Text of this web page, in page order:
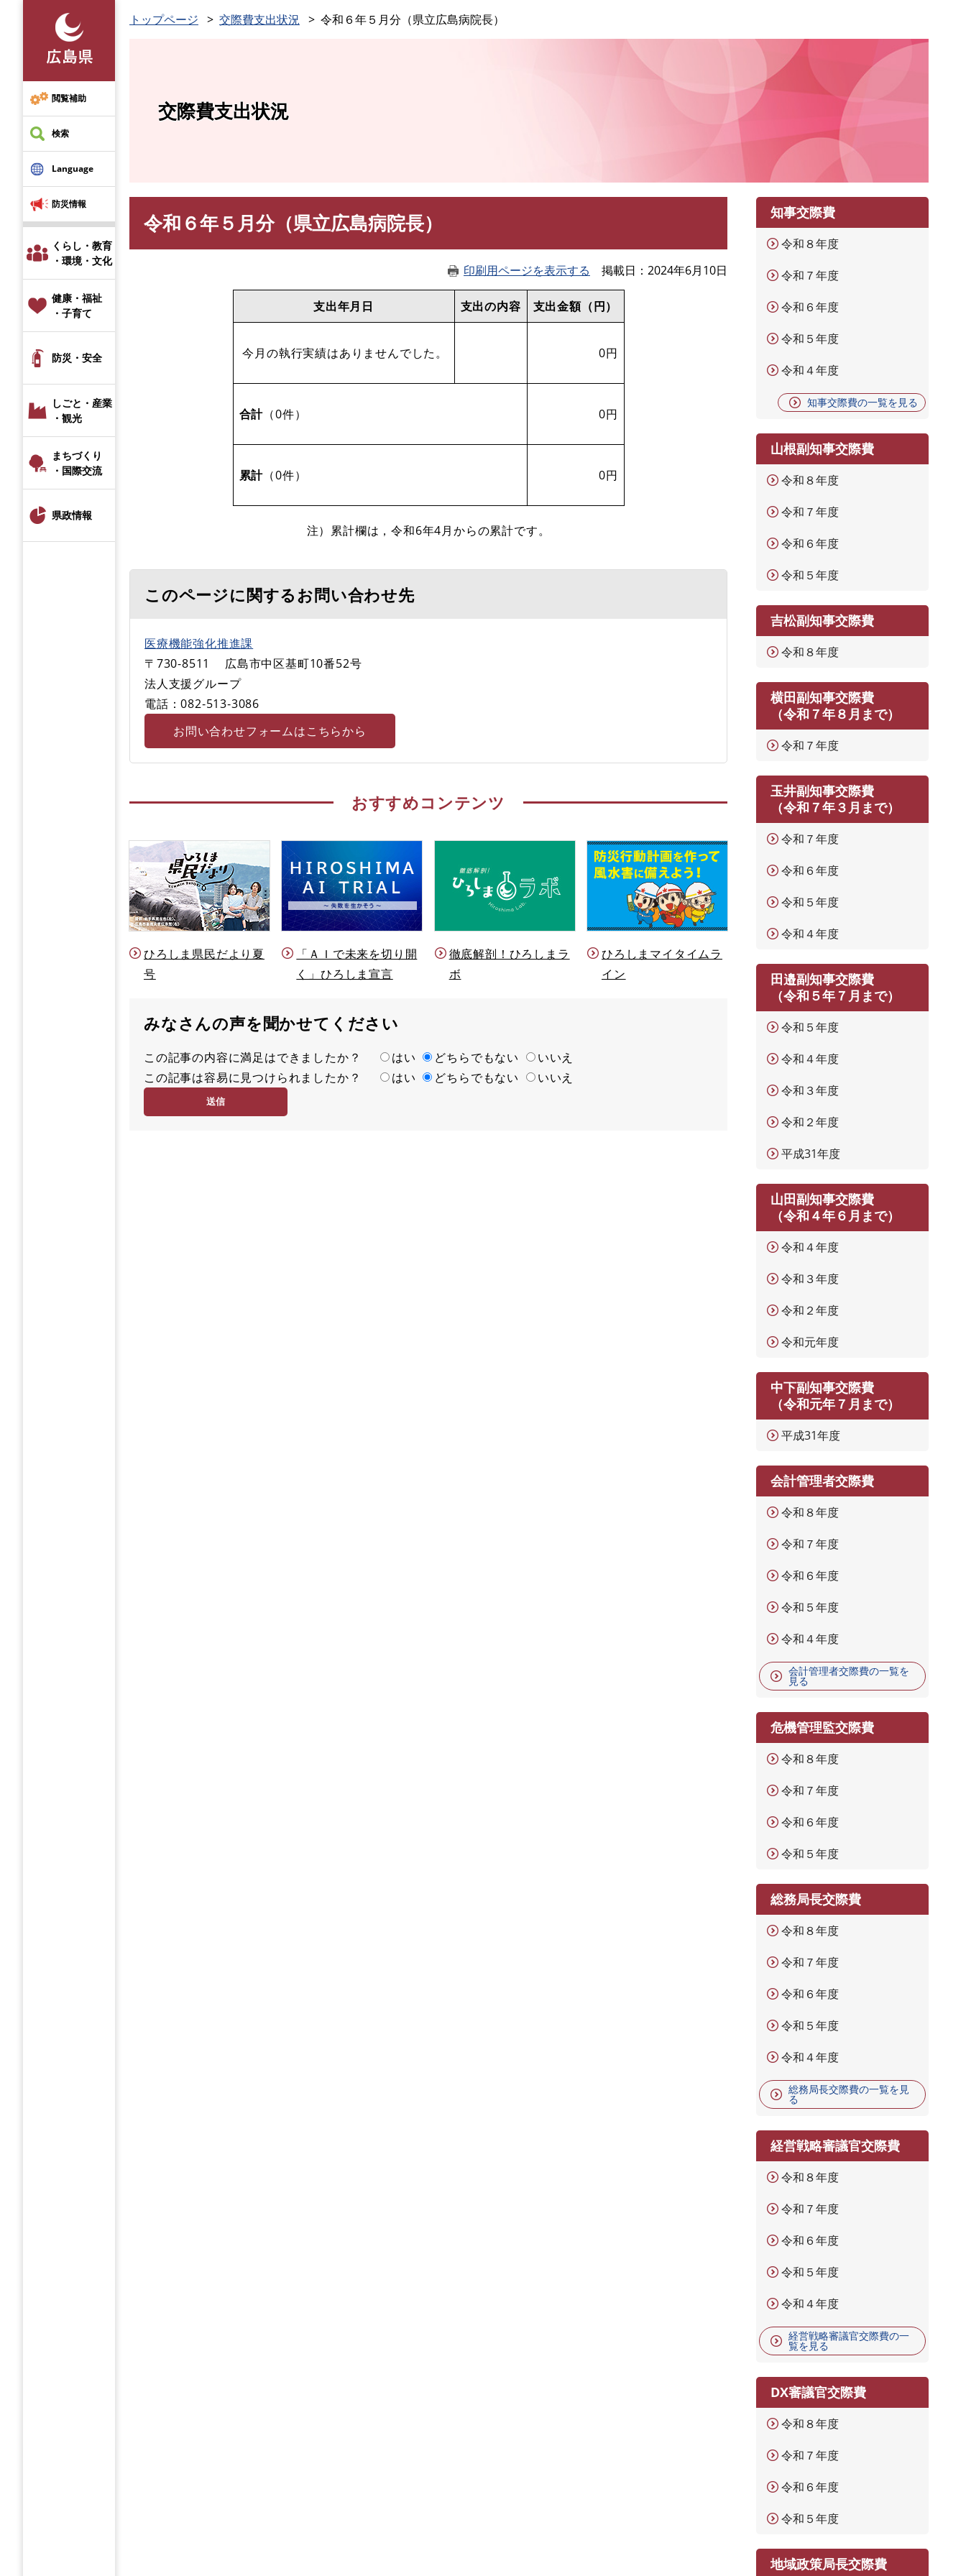
先
頭
で
す
閲覧補助
検索
Language
防災情報
くらし・教育
・環境・文化
健康・福祉
・子育て
防災・安全
しごと・産業
・観光
まちづくり
・国際交流
県政情報
トップページ 交際費支出状況 令和６年５月分（県立広島病院長）
交際費支出状況
令和６年５月分（県立広島病院長）
印刷用ページを表示する 掲載日 2024年6月10日
支出年月日 支出の内容 支出金額（円）
今月の執行実績はありませんでした。 0円
合計 （0件） 0円
累計 （0件） 0円
注）累計欄は，令和6年4月からの累計です。
このページに関するお問い合わせ先
医療機能強化推進課
〒730-8511
広島市中区基町10番52号
法人支援グループ
電話：082‐513‐3086
お問い合わせフォームはこちらから
おすすめコンテンツ
ひろしま県民だより夏
号
「ＡＩで未来を切り開
く」ひろしま宣言
徹底解剖！ひろしまラ
ボ
ひろしまマイタイムラ
イン
みなさんの声を聞かせてください
満
足
この記事の内容に満足はできましたか？ はい どちらでもない
いいえ
容
度
この記事は容易に見つけられましたか？ はい どちらでもない いいえ
知事交際費
令和８年度
令和７年度
令和６年度
令和５年度
令和４年度
知事交際費の一覧を見る
山根副知事交際費
令和８年度
令和７年度
令和６年度
令和５年度
吉松副知事交際費
令和８年度
横田副知事交際費
（令和７年８月まで）
令和７年度
玉井副知事交際費
（令和７年３月まで）
令和７年度
令和６年度
令和５年度
令和４年度
田邉副知事交際費
（令和５年７月まで）
令和５年度
令和４年度
令和３年度
令和２年度
平成31年度
山田副知事交際費
（令和４年６月まで）
令和４年度
令和３年度
令和２年度
令和元年度
中下副知事交際費
（令和元年７月まで）
平成31年度
会計管理者交際費
令和８年度
令和７年度
令和６年度
令和５年度
令和４年度
会計管理者交際費の一覧を
見る
危機管理監交際費
令和８年度
令和７年度
令和６年度
令和５年度
総務局長交際費
令和８年度
令和７年度
令和６年度
令和５年度
令和４年度
総務局長交際費の一覧を見
る
経営戦略審議官交際費
令和８年度
令和７年度
令和６年度
令和５年度
令和４年度
経営戦略審議官交際費の一
覧を見る
DX審議官交際費
令和８年度
令和７年度
令和６年度
令和５年度
地域政策局長交際費